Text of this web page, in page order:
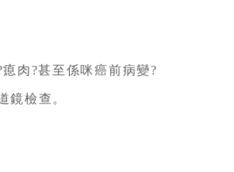
肉?甚至係咪癌前病變?
檢查。